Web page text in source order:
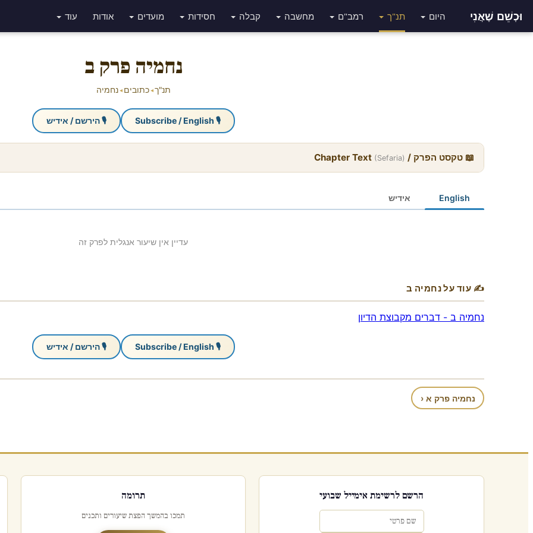
וּכְשֵׁם שֶׁאֲנִי היום תנ"ך רמב"ם מחשבה קבלה חסידות מועדים אודות עוד
נחמיה פרק ב
תנ"ך ◂ כתובים ◂ נחמיה
🎙 Subscribe / English 🎙 הירשם / אידיש
📖 טקסט הפרק / Chapter Text (Sefaria)
English אידיש
עדיין אין שיעור אנגלית לפרק זה
✍ עוד על נחמיה ב
נחמיה ב - דברים מקבוצת הדיון
🎙 Subscribe / English 🎙 הירשם / אידיש
נחמיה פרק א ‹
הרשם לרשימת אימייל שבועי תרומה
תמכו בהמשך הפצת שיעורים ותכנים